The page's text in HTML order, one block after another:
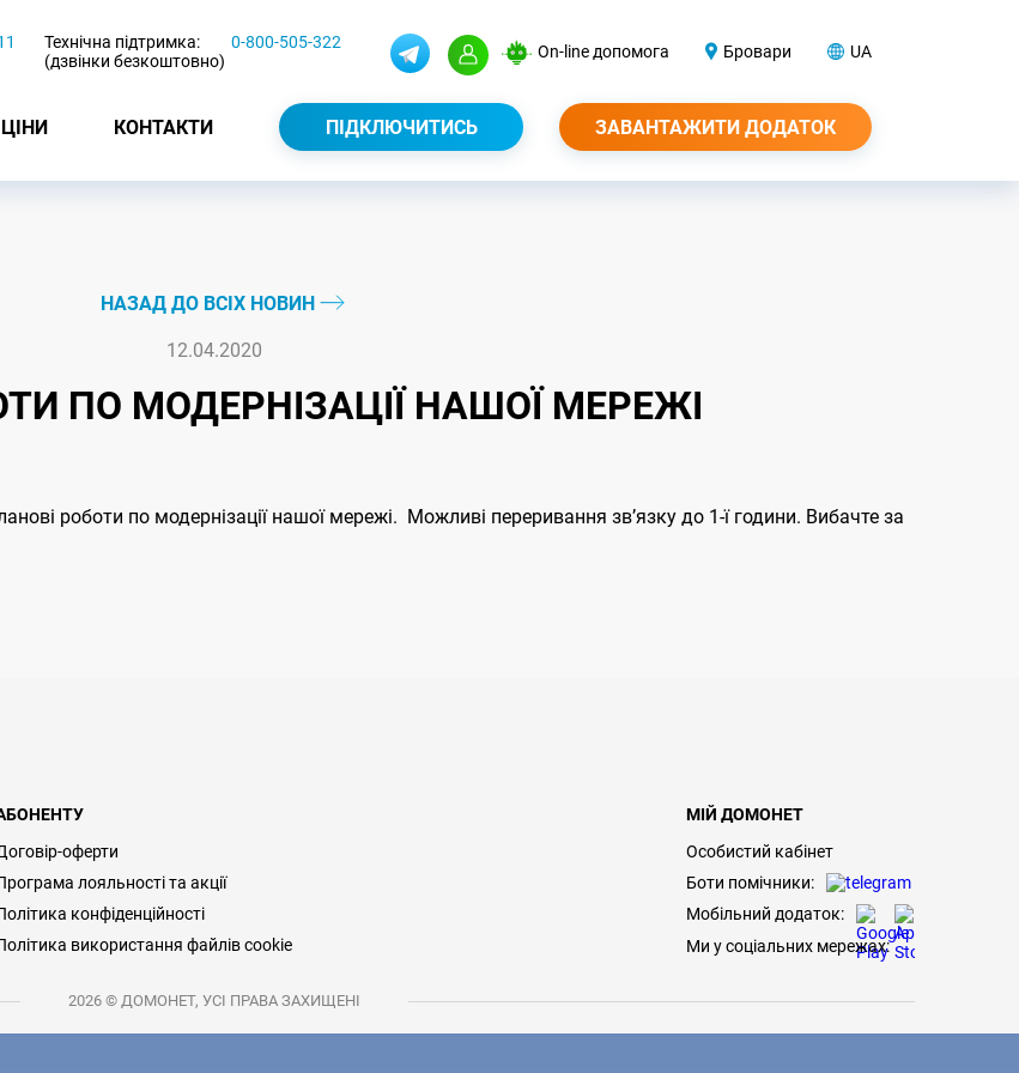
Технічна підтримка:
(дзвінки безкоштовно)
0-800-505-322 On-line допомога Бровари UA
ЦІНИ КОНТАКТИ ПІДКЛЮЧИТИСЬ ЗАВАНТАЖИТИ ДОДАТОК
НАЗАД ДО ВСІХ НОВИН
12.04.2020
ПО МОДЕРНІЗАЦІЇ НАШОЇ МЕРЕЖІ
роботи по модернізації нашої мережі. Можливі переривання звʼязку до 1-ї години. Вибачте за
оферти
лояльності та акції
конфіденційності
використання файлів cookie
МІЙ ДОМОНЕТ
Особистий кабінет
Боти помічники:
Мобільний додаток:
Ми у соціальних мережах:
2026 © ДОМОНЕТ, УСІ ПРАВА ЗАХИЩЕНІ